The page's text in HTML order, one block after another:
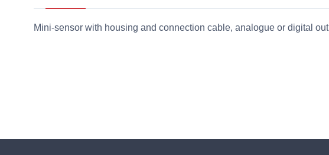
Mini-sensor with housing and connection cable, analogue or digital